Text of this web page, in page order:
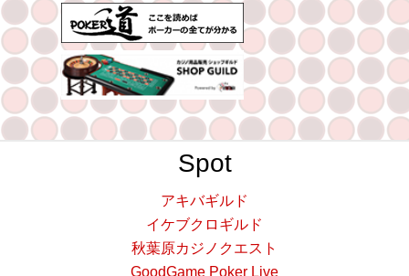
Spot
アキバギルド
イケブクロギルド
秋葉原カジノクエスト
GoodGame Poker Live